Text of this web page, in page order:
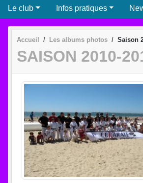
Le club Infos pratiques
Accueil Les albums photos Saison
SAISON 2010-